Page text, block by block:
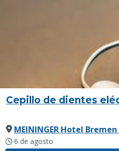
Cepillo de dientes
MEININGER Hotel
6 de agosto